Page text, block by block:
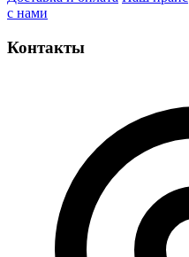
с нами
Контакты